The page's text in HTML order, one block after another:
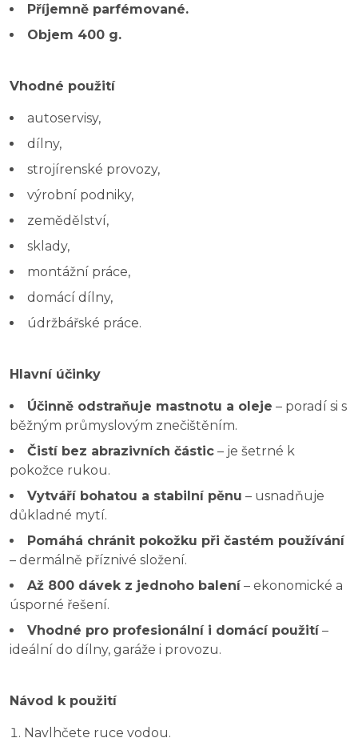
Příjemně parfémované.
Objem 400 g.
Vhodné použití
autoservisy,
dílny,
strojírenské provozy,
výrobní podniky,
zemědělství,
sklady,
montážní práce,
domácí dílny,
údržbářské práce.
Hlavní účinky
Účinně odstraňuje mastnotu a oleje – poradí si s
běžným průmyslovým znečištěním.
Čistí bez abrazivních částic – je šetrné k
pokožce rukou.
Vytváří bohatou a stabilní pěnu – usnadňuje
důkladné mytí.
Pomáhá chránit pokožku při častém používání
– dermálně příznivé složení.
Až 800 dávek z jednoho balení– ekonomické a
úsporné řešení.
Vhodné pro profesionální i domácí použití–
ideální do dílny, garáže i provozu.
Návod k použití
Navlhčete ruce vodou.